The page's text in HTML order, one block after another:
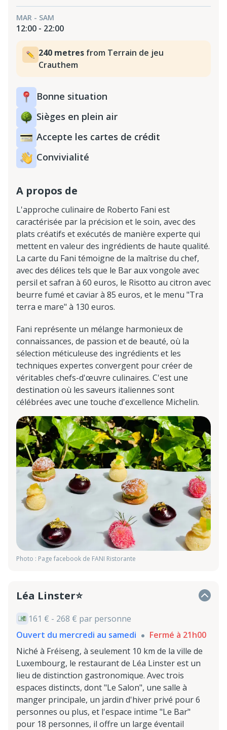
MAR - SAM
12:00 - 22:00
240 metres from Terrain de jeu
Crauthem
Bonne situation
Sièges en plein air
Accepte les cartes de crédit
Convivialité
A propos de
L'approche culinaire de Roberto Fani est
caractérisée par la précision et le soin, avec des
plats créatifs et exécutés de manière experte qui
mettent en valeur des ingrédients de haute qualité.
La carte du Fani témoigne de la maîtrise du chef,
avec des délices tels que le Bar aux vongole avec
persil et safran à 60 euros, le Risotto au citron avec
beurre fumé et caviar à 85 euros, et le menu "Tra
terra e mare" à 130 euros.
Fani représente un mélange harmonieux de
connaissances, de passion et de beauté, où la
sélection méticuleuse des ingrédients et les
techniques expertes convergent pour créer de
véritables chefs-d'œuvre culinaires. C'est une
destination où les saveurs italiennes sont
célébrées avec une touche d'excellence Michelin.
Photo : Page facebook de FANI Ristorante
Léa Linster⭐
161 € - 268 € par personne
Ouvert du mercredi au samedi
Fermé à 21h00
Niché à Fréiseng, à seulement 10 km de la ville de
Luxembourg, le restaurant de Léa Linster est un
lieu de distinction gastronomique. Avec trois
espaces distincts, dont "Le Salon", une salle à
manger principale, un jardin d'hiver privé pour 6
personnes ou plus, et l'espace intime "Le Bar"
pour 18 personnes, il offre un large éventail